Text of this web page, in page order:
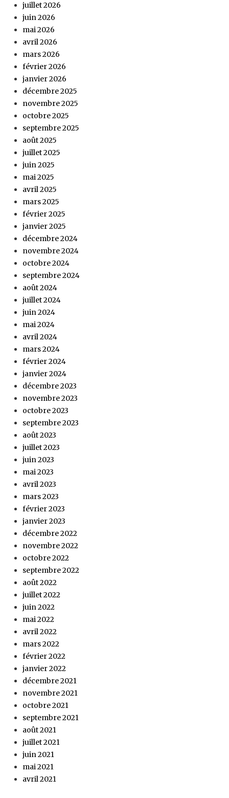
juillet 2026
juin 2026
mai 2026
avril 2026
mars 2026
février 2026
janvier 2026
décembre 2025
novembre 2025
octobre 2025
septembre 2025
août 2025
juillet 2025
juin 2025
mai 2025
avril 2025
mars 2025
février 2025
janvier 2025
décembre 2024
novembre 2024
octobre 2024
septembre 2024
août 2024
juillet 2024
juin 2024
mai 2024
avril 2024
mars 2024
février 2024
janvier 2024
décembre 2023
novembre 2023
octobre 2023
septembre 2023
août 2023
juillet 2023
juin 2023
mai 2023
avril 2023
mars 2023
février 2023
janvier 2023
décembre 2022
novembre 2022
octobre 2022
septembre 2022
août 2022
juillet 2022
juin 2022
mai 2022
avril 2022
mars 2022
février 2022
janvier 2022
décembre 2021
novembre 2021
octobre 2021
septembre 2021
août 2021
juillet 2021
juin 2021
mai 2021
avril 2021